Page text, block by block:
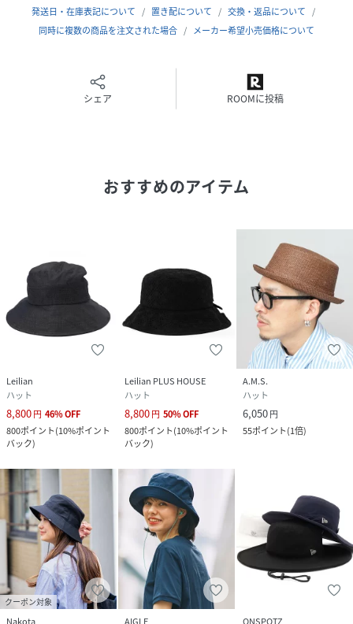
素材
無地: ポリエステル62%, 複合繊維, (ポリエステ
ル)38%, 柄地: コットン100%
クリーニング
RN7993_4600215
発送日・在庫表記について 置き配について
交換・返品について
同時に複数の商品を注文された場合
メーカー希望小売価格について
シェア ROOMに投稿
おすすめのアイテム
Leilian
ハット
8,800円 46%OFF
800ポイント(10%ポイント
バック)
Leilian PLUS HOUSE
ハット
8,800円 50%OFF
800ポイント(10%ポイント
バック)
A.M.S.
ハット
6,050円
55ポイント(1倍)
クーポン対象
Nakota AIGLE ONSPOTZ